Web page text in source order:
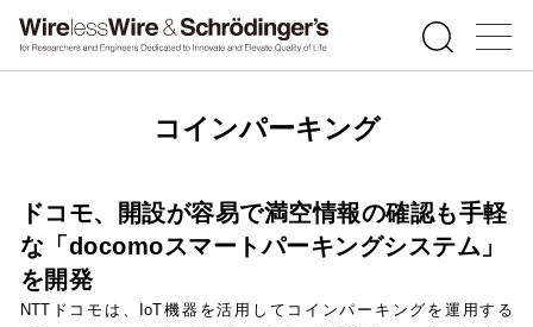
コインパーキング
ドコモ、開設が容易で満空情報の確認も手軽
な「docomoスマートパーキングシステム」
を開発
NTTドコモは、IoT機器を活用してコインパーキングを運用する